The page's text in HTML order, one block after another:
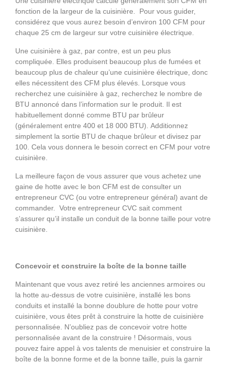
fonction de la largeur de la cuisinière. Pour vous guider,
considérez que vous aurez besoin d’environ 100 CFM pour
chaque 25 cm de largeur sur votre cuisinière électrique.
Une cuisinière à gaz, par contre, est un peu plus
compliquée. Elles produisent beaucoup plus de fumées et
beaucoup plus de chaleur qu’une cuisinière électrique, donc
elles nécessitent des CFM plus élevés. Lorsque vous
recherchez une cuisinière à gaz, recherchez le nombre de
BTU annoncé dans l’information sur le produit. Il est
habituellement donné comme BTU par brûleur
(généralement entre 400 et 18 000 BTU). Additionnez
simplement la sortie BTU de chaque brûleur et divisez par
100. Cela vous donnera le besoin correct en CFM pour votre
cuisinière.
La meilleure façon de vous assurer que vous achetez une
gaine de hotte avec le bon CFM est de consulter un
entrepreneur CVC (ou votre entrepreneur général) avant de
commander. Votre entrepreneur CVC sait comment
s’assurer qu’il installe un conduit de la bonne taille pour votre
cuisinière.
Concevoir et construire la boîte de la bonne taille
Maintenant que vous avez retiré les anciennes armoires ou
la hotte au-dessus de votre cuisinière, installé les bons
conduits et installé la bonne doublure de hotte pour votre
cuisinière, vous êtes prêt à construire la hotte de cuisinière
personnalisée. N’oubliez pas de concevoir votre hotte
personnalisée avant de la construire ! Désormais, vous
pouvez faire appel à vos talents de menuisier et construire la
boîte de la bonne forme et de la bonne taille, puis la garnir